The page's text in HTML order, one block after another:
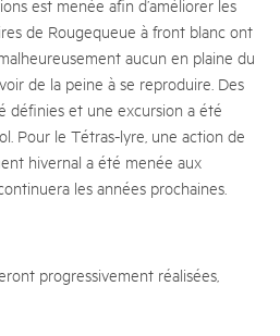
est menée afin d’améliorer les
de Rougequeue à front blanc ont
aucun en plaine du
de la peine à se reproduire. Des
définies et une excursion a été
Pour le Tétras-lyre, une action de
hivernal a été menée aux
les années prochaines.
progressivement réalisées,